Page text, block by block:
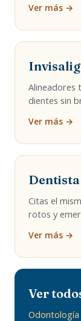
Ver más →
Alineadores
dientes sin
Ver más →
Citas el
rotos y
Ver más →
Ver
Odontología